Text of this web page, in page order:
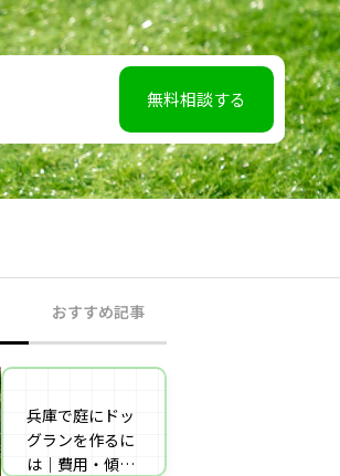
無料相談する
おすすめ記事
兵庫で庭にドッ
グランを作るに
は｜費用・傾斜
【2026年5月7】
日TBS「櫻井・
有吉THE夜会」